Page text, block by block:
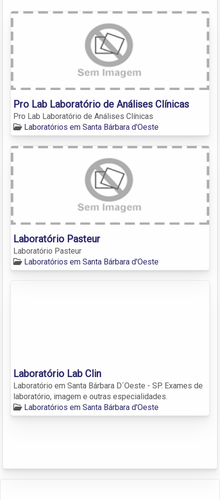
Pro Lab Laboratório de Análises Clínicas
Pro Lab Laboratório de Análises Clínicas
Laboratórios em Santa Bárbara d'Oeste
Laboratório Pasteur
Laboratório Pasteur
Laboratórios em Santa Bárbara d'Oeste
Laboratório Lab Clin
Laboratório em Santa Bárbara D´Oeste - SP. Exames de
laboratório, imagem e outras especialidades.
Laboratórios em Santa Bárbara d'Oeste